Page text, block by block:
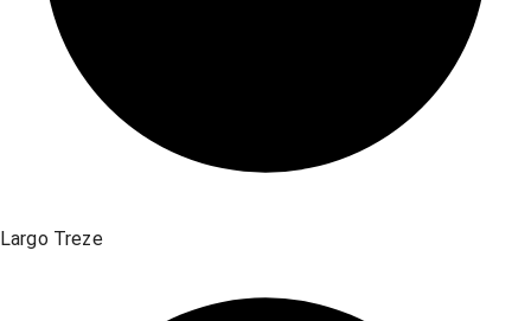
Largo Treze